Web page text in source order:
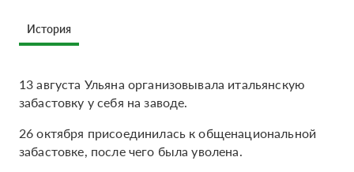
История
13 августа Ульяна организовывала итальянскую
забастовку у себя на заводе.
26 октября присоединилась к общенациональной
забастовке, после чего была уволена.